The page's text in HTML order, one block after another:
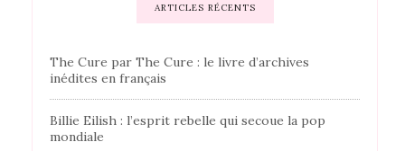
ARTICLES RÉCENTS
The Cure par The Cure : le livre d’archives
inédites en français
Billie Eilish : l’esprit rebelle qui secoue la pop
mondiale